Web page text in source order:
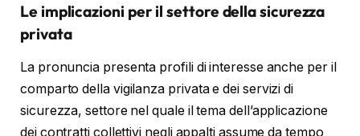
Le implicazioni per il settore della sicurezza
privata
La pronuncia presenta profili di interesse anche per il
comparto della vigilanza privata e dei servizi di
sicurezza, settore nel quale il tema dell’applicazione
dei contratti collettivi negli appalti assume da tempo